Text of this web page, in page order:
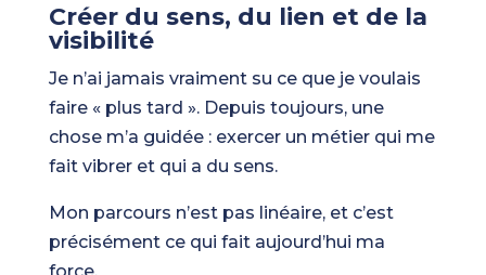
Créer du sens, du lien et de la
visibilité
Je n’ai jamais vraiment su ce que je voulais
faire « plus tard ». Depuis toujours, une
chose m’a guidée : exercer un métier qui me
fait vibrer et qui a du sens.
Mon parcours n’est pas linéaire, et c’est
précisément ce qui fait aujourd’hui ma